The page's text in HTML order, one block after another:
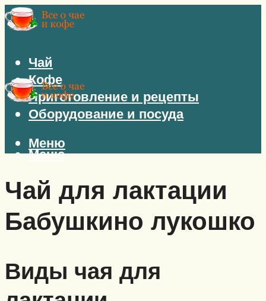
Чай
Кофе
Приготовление и рецепты
Оборудование и посуда
Меню
Меню
Чай для лактации
Бабушкино лукошко
Виды чая для